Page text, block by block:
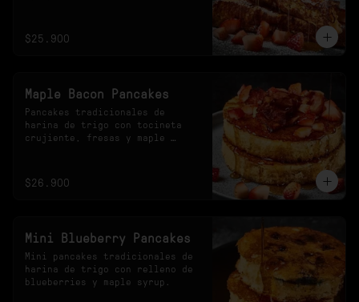
$25.900
Maple Bacon Pancakes
Pancakes tradicionales de
harina de trigo con tocineta
crujiente, fresas y maple
$26.900
Mini Blueberry Pancakes
Mini pancakes tradicionales de
harina de trigo con relleno de
blueberries y maple syrup.